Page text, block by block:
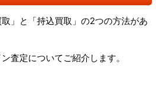
」と「持込買取」の2つの方法があ
査定についてご紹介します。